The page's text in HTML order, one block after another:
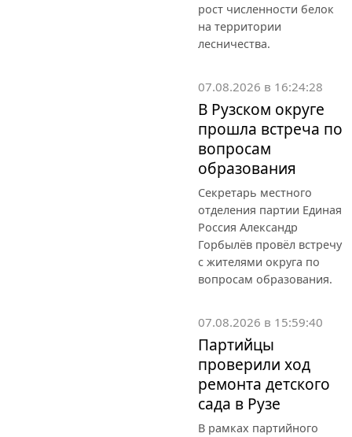
рост численности белок
на территории
лесничества.
07.08.2026 в 16:24:28
В Рузском округе
прошла встреча по
вопросам
образования
Секретарь местного
отделения партии Единая
Россия Александр
Горбылёв провёл встречу
с жителями округа по
вопросам образования.
07.08.2026 в 15:59:40
Партийцы
проверили ход
ремонта детского
сада в Рузе
В рамках партийного